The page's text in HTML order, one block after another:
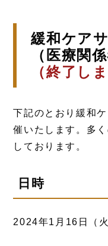
緩和ケア
（医療関
（終了し
下記のとおり緩和
催いたします。多
しております。
日時
2024年1月16日（